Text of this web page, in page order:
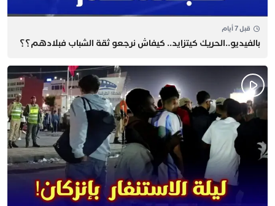
قبل 7 أيام
بالفيديو..الحريك كيتزايد.. كيفاش نرجعو ثقة الشباب فبلادهم؟؟